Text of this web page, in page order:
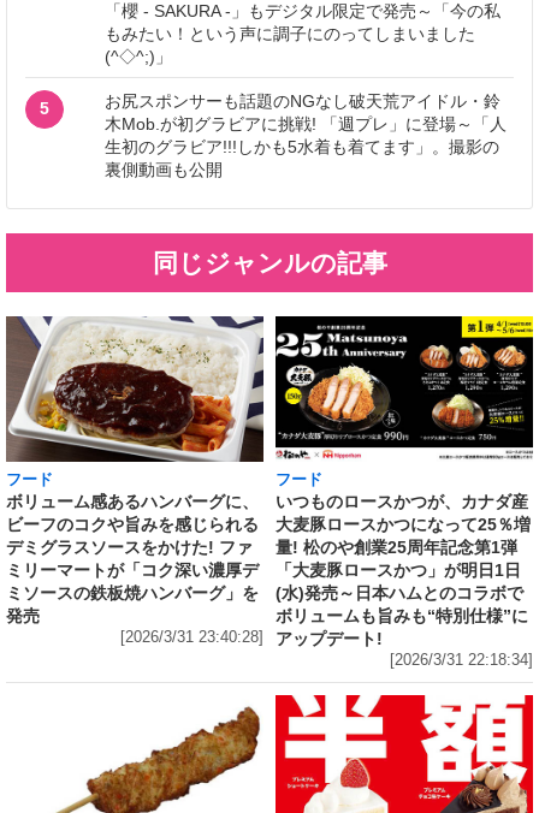
「櫻 - SAKURA -」もデジタル限定で発売～「今の私
もみたい！という声に調子にのってしまいました
(^◇^;)」
5
お尻スポンサーも話題のNGなし破天荒アイドル・鈴
木Mob.が初グラビアに挑戦! 「週プレ」に登場～「人
生初のグラビア!!!しかも5水着も着てます」。撮影の
裏側動画も公開
同じジャンルの記事
フード
ボリューム感あるハンバーグに、
ビーフのコクや旨みを感じられる
デミグラスソースをかけた! ファ
ミリーマートが「コク深い濃厚デ
ミソースの鉄板焼ハンバーグ」を
発売
[2026/3/31 23:40:28]
フード
いつものロースかつが、カナダ産
大麦豚ロースかつになって25％増
量! 松のや創業25周年記念第1弾
「大麦豚ロースかつ」が明日1日
(水)発売～日本ハムとのコラボで
ボリュームも旨みも“特別仕様”に
アップデート!
[2026/3/31 22:18:34]